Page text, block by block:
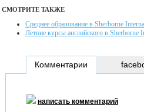
СМОТРИТЕ ТАКЖЕ
Среднее образование в Sherborne
Летние курсы английского в Sherborne
Комментарии
написать комментарий